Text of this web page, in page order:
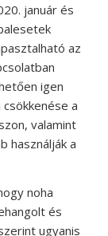
január és
az
igen
a
valamint
használják a
noha
és
ugyanis